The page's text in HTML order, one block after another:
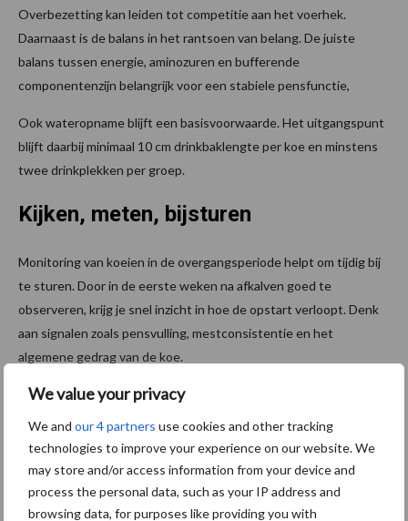
We value your privacy
We and our 4 partners use cookies and other tracking
technologies to improve your experience on our website. We
may store and/or access information from your device and
process the personal data, such as your IP address and
browsing data, for purposes like providing you with
Overbezetting kan leiden tot competitie aan het voerhek.
Daarnaast is de balans in het rantsoen van belang. De juiste
balans tussen energie, aminozuren en bufferende
componentenzijn belangrijk voor een stabiele pensfunctie,
Ook wateropname blijft een basisvoorwaarde. Het uitgangspunt
blijft daarbij minimaal 10 cm drinkbaklengte per koe en minstens
twee drinkplekken per groep.
Kijken, meten, bijsturen
Monitoring van koeien in de overgangsperiode helpt om tijdig bij
te sturen. Door in de eerste weken na afkalven goed te
observeren, krijg je snel inzicht in hoe de opstart verloopt. Denk
aan signalen zoals pensvulling, mestconsistentie en het
algemene gedrag van de koe.
Vlak na het afkalven, tussen dag 5 en 12, is het slim om de
gaten te houden. In een later stadium, rond dag 30 tot 60 na het
afkalven, verschuift de aandacht naar lichaamsconditie,
klauwgezondheid en mestkwaliteit.